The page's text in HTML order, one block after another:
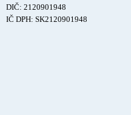
DIČ: 2120901948
IČ DPH: SK2120901948